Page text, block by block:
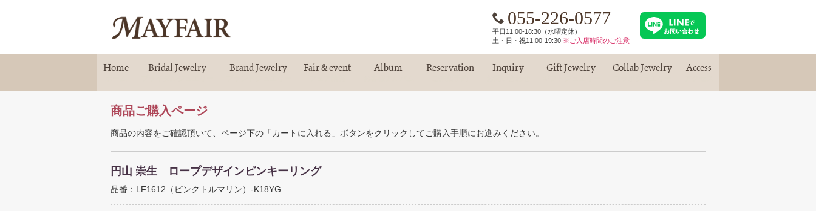
055-226-0577
平日11:00-18:30（水曜定休）
土・日・祝11:00-19:30 ※ご入店時間のご注意
Home Bridal Jewelry Brand Jewelry Fair & event Album Reservation Inquiry Gift Jewelry Collab Jewelry Access
商品ご購入ページ
商品の内容をご確認頂いて、ページ下の「カートに入れる」ボタンをクリックしてご購入手順にお進みください。
円山 崇生 ロープデザインピンキーリング
品番：LF1612（ピンクトルマリン）-K18YG